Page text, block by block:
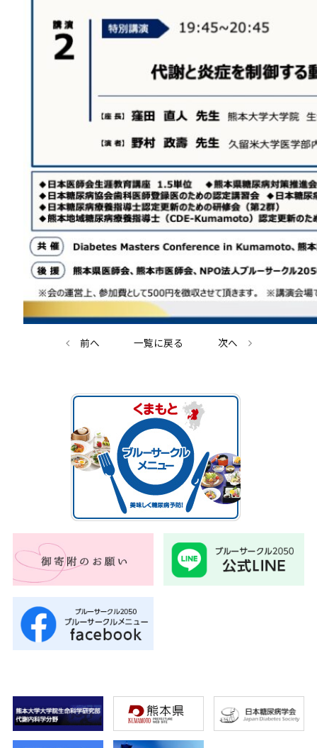
前へ 一覧に戻る 次へ